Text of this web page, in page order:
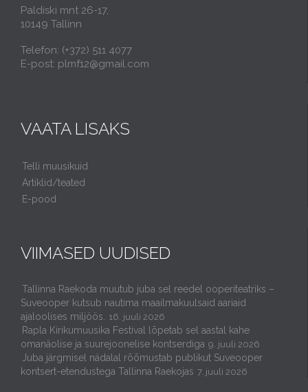
Paldiski mnt 26-17,
10149 Tallinn
Telefon: (+372) 511 4077
E-post: plmf12@gmail.com
VAATA LISAKS
Telli muusikuid
Artiklid/teated
E-pood
VIIMASED UUDISED
Tallinna Raekoda muutub juba sel reedel ooperiteatriks –
Suveooper kutsub nautima maailmakuulsaid aariaid
ajaloolises miljöös.
16. juuli 2026
Rapla Kirikumuusika Festival lõpetab sel aastal kahe
omanäolise ja suurejoonelise kontserdiga 9. juuli 2026
Juba järgmisel nädalal rõõmustab publikut Suveooper
kontsert-etendustega Tallinna Raekojas 7. juuli 2026